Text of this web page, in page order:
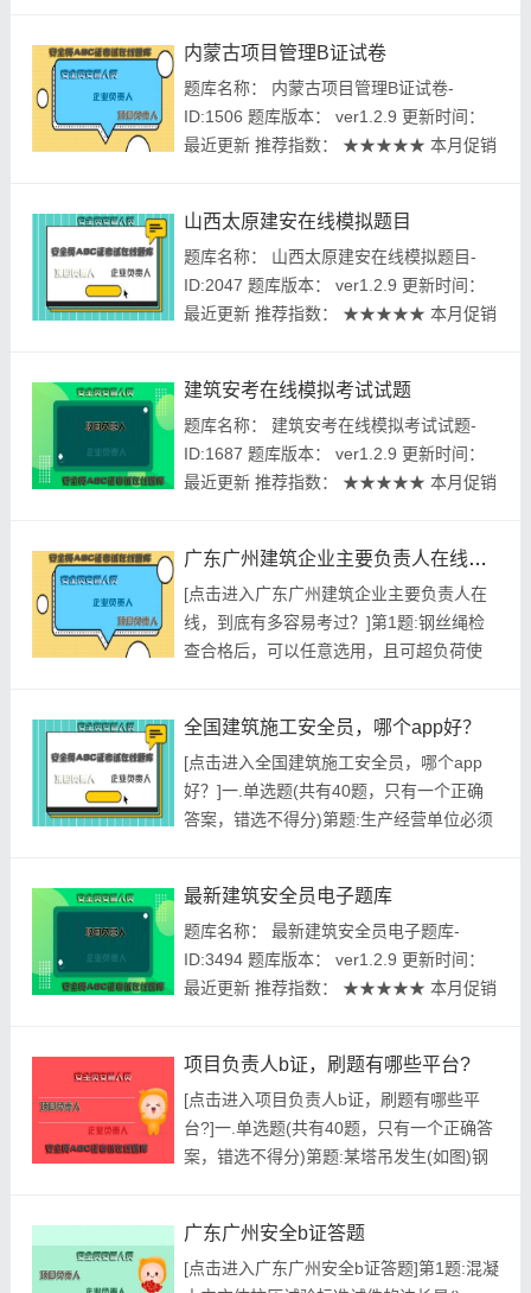
最新建筑行业考试题库--最新四川省项目负
责人b类，考点分析请关注上面的微.信.公.
众.号：建题帮，手机随时随地刷题学习
更...
内蒙古项目管理B证试卷
题库名称： 内蒙古项目管理B证试卷-
ID:1506 题库版本： ver1.2.9 更新时间：
最近更新 推荐指数： ★★★★★ 本月促销
项目管理B证模拟考试题库 ...
山西太原建安在线模拟题目
题库名称： 山西太原建安在线模拟题目-
ID:2047 题库版本： ver1.2.9 更新时间：
最近更新 推荐指数： ★★★★★ 本月促销
拟考试题库 在线题库：...
建筑安考在线模拟考试试题
题库名称： 建筑安考在线模拟考试试题-
ID:1687 题库版本： ver1.2.9 更新时间：
最近更新 推荐指数： ★★★★★ 本月促销
筑安考模拟考试题库 在...
广东广州建筑企业主要负责人在线，到底有多容易考过？
[点击进入广东广州建筑企业主要负责人在
线，到底有多容易考过？]第1题:钢丝绳检
查合格后，可以任意选用，且可超负荷使
现状燃气、热力、给排水管道2m范围内开
挖工作坑时，必须在主管单位人员的监护下
采取人工开挖。A.正确B.错误参考答案:查
看最佳答案更...
全国建筑施工安全员，哪个app好？
[点击进入全国建筑施工安全员，哪个app
好？]一.单选题(共有40题，只有一个正确
答案，错选不得分)第题:生产经营单位必须
安全生产规章制度。A.参与制度B.履职尽责
C.共同监督D.安全生产责任制正确答案:查
看最佳答案更多最新建筑行业考试题库--全
国建筑施...
最新建筑安全员电子题库
题库名称： 最新建筑安全员电子题库-
ID:3494 题库版本： ver1.2.9 更新时间：
最近更新 推荐指数： ★★★★★ 本月促销
建筑安全员模拟考试题库 ...
项目负责人b证，刷题有哪些平台?
[点击进入项目负责人b证，刷题有哪些平
台?]一.单选题(共有40题，只有一个正确答
案，错选不得分)第题:某塔吊发生(如图)钢
绳负重磨断，该事故属于()失效引起。A.力
矩限制器B.超高限制器C.吊钩保险D.钢丝绳
广东广州安全b证答题
[点击进入广东广州安全b证答题]第1题:混凝